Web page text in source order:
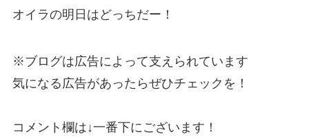
オイラの明日はどっちだー！
※ブログは広告によって支えられています
気になる広告があったらぜひチェックを！
コメント欄は↓一番下にございます！